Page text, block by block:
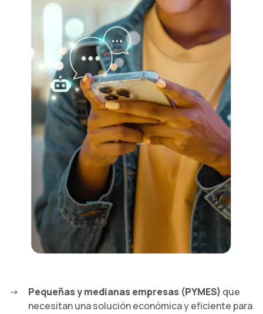
Pequeñas y medianas empresas (PYMES) que
necesitan una solución económica y eficiente para